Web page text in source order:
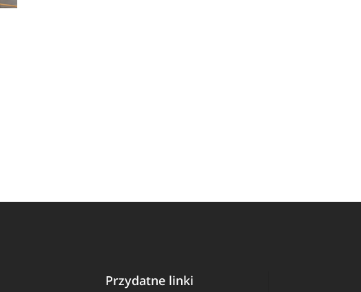
Przydatne linki